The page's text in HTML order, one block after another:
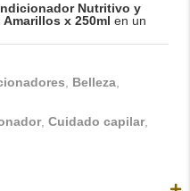
Nutritivo y
x 250ml en un
, Belleza,
, Cuidado capilar,